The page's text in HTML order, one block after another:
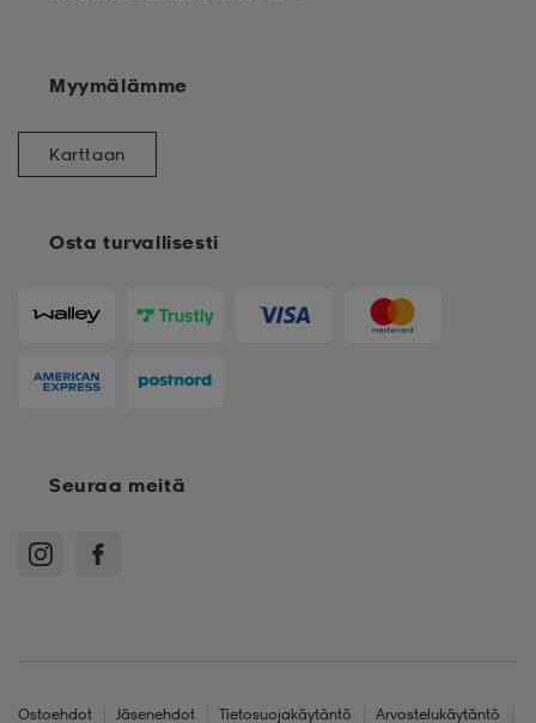
Osta turvallisesti
Myymälämme
Karttaan
Seuraa meitä
Ostoehdot Jäsenehdot Tietosuojakäytäntö Arvostelukäytäntö